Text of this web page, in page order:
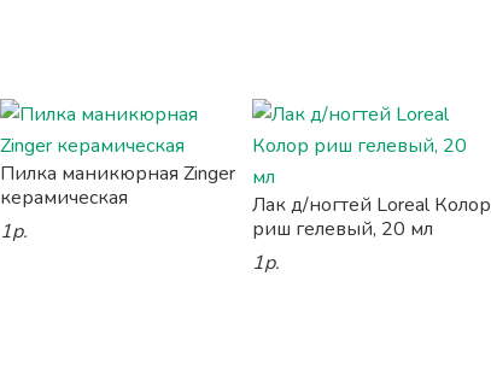
Пилка маникюрная Zinger
керамическая
1р.
Лак д/ногтей Loreal Колор
риш гелевый, 20 мл
1р.